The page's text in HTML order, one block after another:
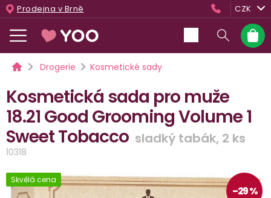
Přejít
na
obsah
Prodejna v Brně CZK
košík
DomůDrogerie Kosmetické sady
Kosmetická sada pro muže
18.21 Good Grooming Volume 1
Sweet Tobacco sladký tabák, 2 ks
10318
–29 %
Skvělá cena